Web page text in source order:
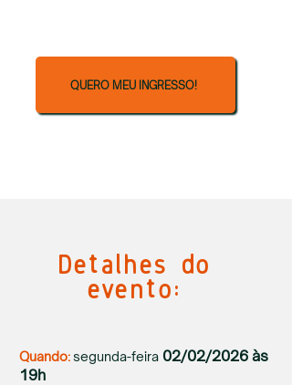
QUERO MEU INGRESSO!
Detalhes do
evento:
Quando:segunda-feira 02/02/2026 às
19h